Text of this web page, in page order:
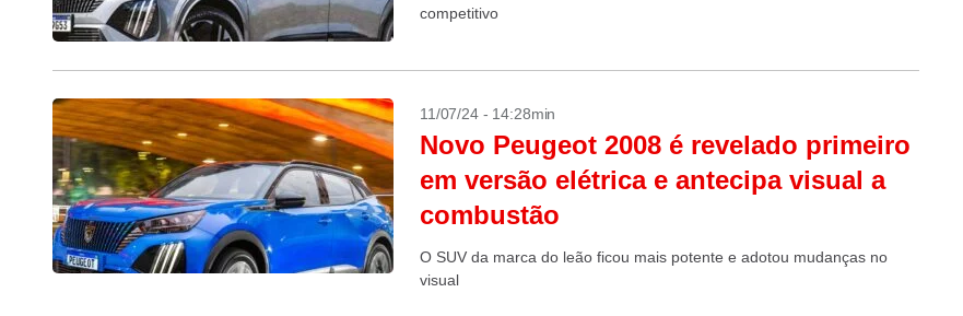
competitivo
11/07/24 - 14:28min
Novo Peugeot 2008 é revelado primeiro
em versão elétrica e antecipa visual a
combustão
O SUV da marca do leão ficou mais potente e adotou mudanças no
visual